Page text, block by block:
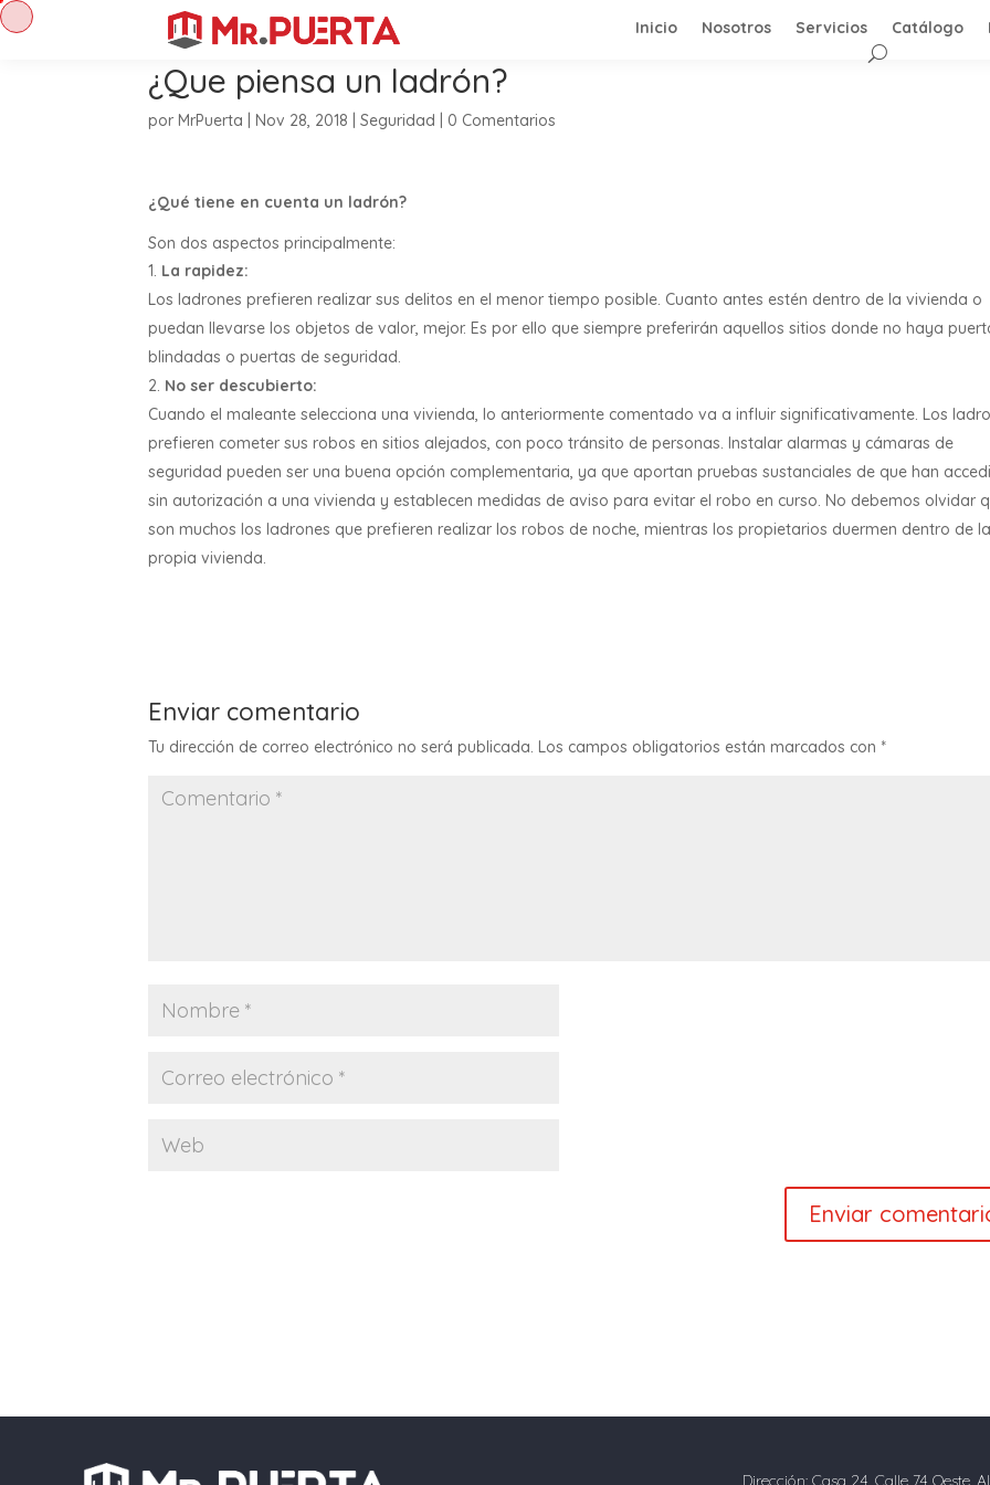
Inicio Nosotros Servicios Catálogo
¿Que piensa un ladrón?
porMrPuerta |Nov 28, 2018 |Seguridad 0 Comentarios
¿Qué tiene en cuenta un ladrón?
Son dos aspectos principalmente:
La rapidez:
Los ladrones prefieren realizar sus delitos en el menor tiempo posible. Cuanto antes estén dentro de la vivienda o
puedan llevarse los objetos de valor, mejor. Es por ello que siempre preferirán aquellos sitios donde no haya
blindadas o puertas de seguridad.
No ser descubierto:
Cuando el maleante selecciona una vivienda, lo anteriormente comentado va a influir significativamente. Los
prefieren cometer sus robos en sitios alejados, con poco tránsito de personas. Instalar alarmas y cámaras de
seguridad pueden ser una buena opción complementaria, ya que aportan pruebas sustanciales de que han
sin autorización a una vivienda y establecen medidas de aviso para evitar el robo en curso. No debemos olvidar
son muchos los ladrones que prefieren realizar los robos de noche, mientras los propietarios duermen dentro de la
propia vivienda.
Enviar comentario
Tu dirección de correo electrónico no será publicada. Los campos obligatorios están marcados con *
Dirección: Casa 24, Calle 74 Oeste,